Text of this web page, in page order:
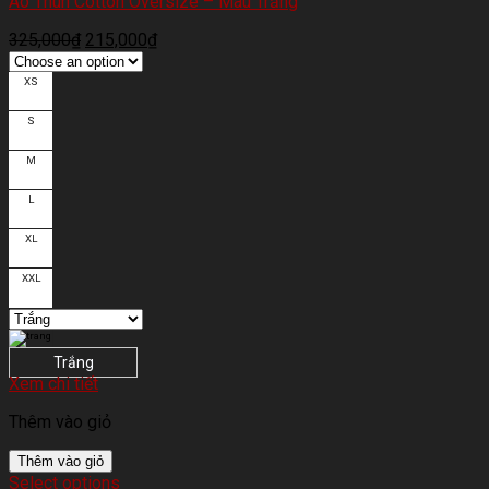
325,000₫ 215,000₫
XS
S
M
L
XL
XXL
Trắng
Xem chi tiết
Thêm vào giỏ
Thêm vào giỏ
Select options